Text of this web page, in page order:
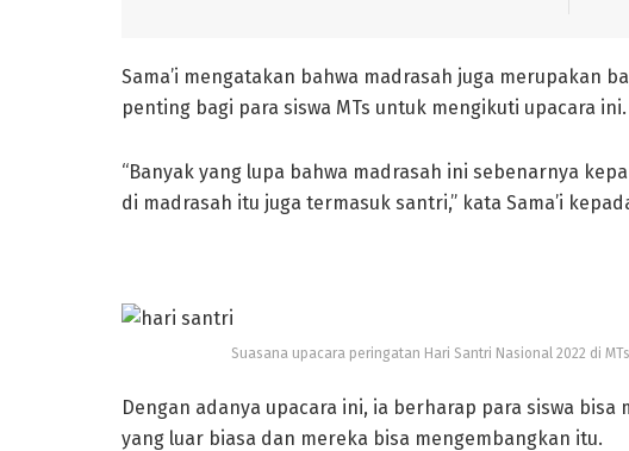
Sama’i mengatakan bahwa madrasah juga merupakan
penting bagi para siswa MTs untuk mengikuti upacara ini.
“Banyak yang lupa bahwa madrasah ini sebenarnya
di madrasah itu juga termasuk santri,” kata Sama’i
Suasana upacara peringatan Hari Santri Nasional 2022 di
Dengan adanya upacara ini, ia berharap para siswa
yang luar biasa dan mereka bisa mengembangkan itu.